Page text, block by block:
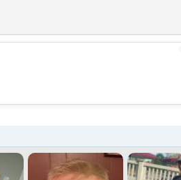
💕